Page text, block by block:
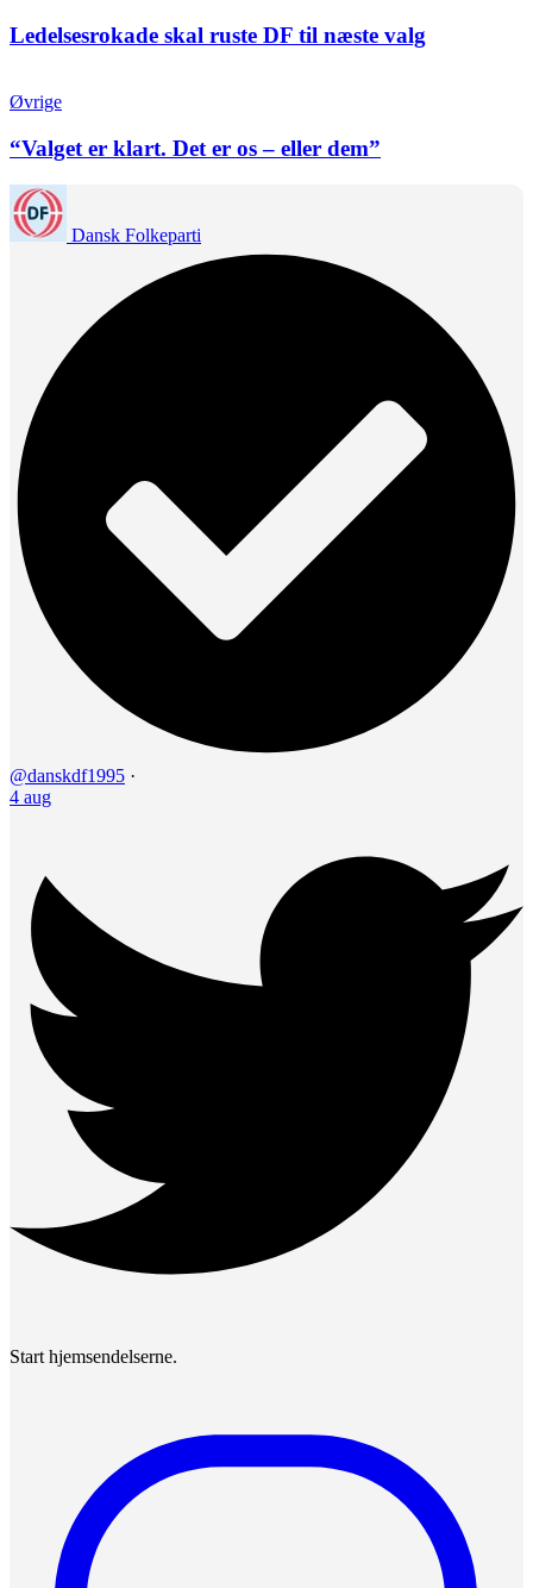
Ledelsesrokade skal ruste DF til næste valg
Øvrige
“Valget er klart. Det er os – eller dem”
Dansk Folkeparti
@danskdf1995 ·
4 aug
Start hjemsendelserne.